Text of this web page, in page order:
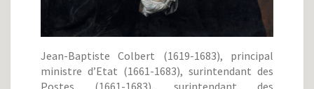
Jean-Baptiste Colbert (1619-1683), principal
ministre d’Etat (1661-1683), surintendant des
Postes (1661-1683), surintendant des